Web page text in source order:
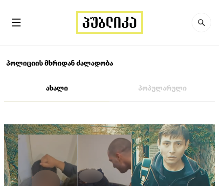
პოლიციის მხრიდან ძალადობა
ახალი პოპულარული